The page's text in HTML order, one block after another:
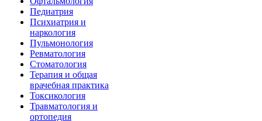
Педиатрия
Психиатрия и
наркология
Пульмонология
Ревматология
Стоматология
Терапия и общая
врачебная практика
Токсикология
Травматология и
ортопедия